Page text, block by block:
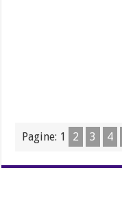
Pagine: 1 2 3 4